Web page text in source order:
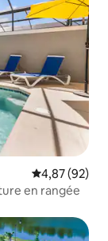
Note
4,87 (92)
en rangée